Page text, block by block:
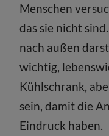
Menschen
das sie nicht
nach außen
wichtig,
Kühlschrank,
sein, damit die
Eindruck haben.